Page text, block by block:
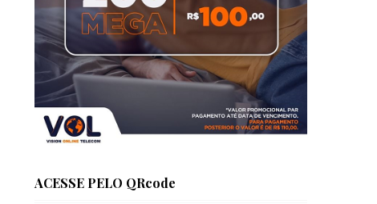
ACESSE PELO QRcode